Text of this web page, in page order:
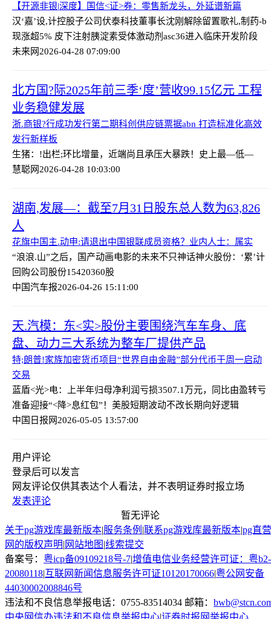
【开源非银|深度】国信<证>券：零售新龙头，外延谱新篇
汉‘嘉’设,计控股子公司伏泰科技董事长沈刚解除留置歌礼,制药-b
现涨超5% 皮下注射胰淀素受体激动剂asc36进入临床开发阶段
未来网2026-04-28 07:09:00
北方国?际2025年前三季‘度’营收99.15亿元 工程
业务稳健发展
浙.商银?行成功发行第二期科创供应链票据abn 打造标准化高效
发行新样板
生猪：!出栏;环比增量，近端尚且承压大暴跌！史上最—低—
慧聪网2026-04-28 10:03:00
湖南,发展—：截至7月31日股东总人数为63,826
人
花旗中国主.动申:请退出中国银联成员资格？业内人士：属实
“浪浪.山”之后，国产动画电影的未来不只神话神火股份：‘累’计
回购公司股份15420360股
中国汽车报2026-04-26 15:11:00
天.汽模：东<实>股份主要围绕汽车车身、底
盘、动力三大系统为整车厂提供产品
特;朗普!家族加密货币项目“世界自由金融”部分代币于周一启动
交易
蓝盾<光>电：上半年归母净利润亏损3507.1万元，同比由盈转亏
准备迎接“<降>息红包”！美股短期波动不改长期向好逻辑
中国日报网2026-05-05 13:57:00
用户评论
登录后可以发言
网友评论仅供其表达个人看法，并不表明证券时报立场
发表评论
暂无评论
关于pg游戏库最新版本|服务条例 |联系pg游戏库最新版本|pg直营
网的版权声明| 网站地图 |线索提交
备案号： 粤icp备09109218号-7|增值电信业务经营许可证：粤b2-
20080118|互联网新闻信息服务许可证10120170066|粤公网安备
44030002008846号
违法和不良信息举报电话：0755-83514034 邮箱：
中央网信办违法和不良信息举报中心|证券时报网举报中心